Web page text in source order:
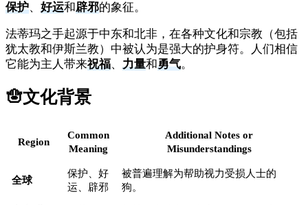
保护、 好运和辟邪的象征。
法蒂玛之手起源于中东和北非，在各种文化和宗教（包括
犹太教和伊斯兰教）中被认为是强大的护身符。人们相信
它能为主人带来祝福、 力量和勇气。
🪬文化背景
Region
Common
Meaning
Additional Notes or
Misunderstandings
全球
保护、好
运、辟邪
被普遍理解为帮助视力受损人士的
狗。